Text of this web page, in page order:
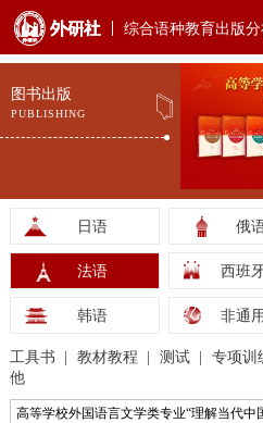
综合语种教育出版分
图书出版
PUBLISHING
日语 俄
法语 西班
韩语 非通
工具书 教材教程 测试 专项训
他
高等学校外国语言文学类专业“理解当代中